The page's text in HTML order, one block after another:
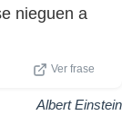
nieguen a
Ver frase
Albert Einstein